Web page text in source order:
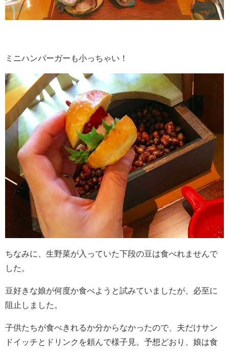
ミニハンバーガーも小っちゃい！
ちなみに、生野菜が入っていた下段の豆は食べれませんで
した。
豆好きな娘が何度か食べようと試みていましたが、必至に
阻止しました。
子供たちが食べきれるか分からなかったので、夫だけサン
ドイッチとドリンクを頼んで様子見。予想どおり、娘は食